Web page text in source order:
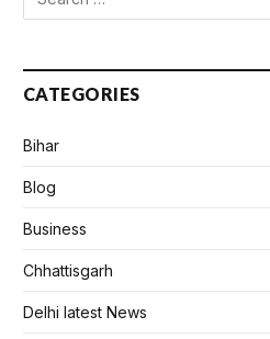
CATEGORIES
Bihar
Blog
Business
Chhattisgarh
Delhi latest News